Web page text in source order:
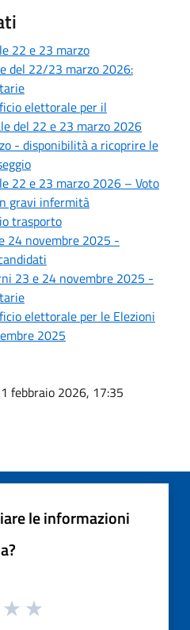
22 e 23 marzo
del 22/23 marzo 2026:
elettorale per il
del 22 e 23 marzo 2026
- disponibilità a ricoprire le
22 e 23 marzo 2026 – Voto
gravi infermità
trasporto
24 novembre 2025 -
23 e 24 novembre 2025 -
elettorale per le Elezioni
2025
febbraio 2026, 17:35
le informazioni